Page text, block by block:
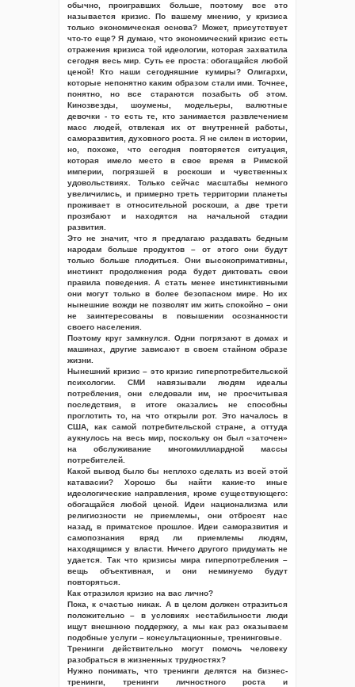
обычно, проигравших больше, поэтому все это
называется кризис. По вашему мнению, у кризиса
только экономическая основа? Может, присутствует
что-то еще? Я думаю, что экономический кризис есть
отражения кризиса той идеологии, которая захватила
сегодня весь мир. Суть ее проста: обогащайся любой
ценой! Кто наши сегодняшние кумиры? Олигархи,
которые непонятно каким образом стали ими. Точнее,
понятно, но все стараются позабыть об этом.
Кинозвезды, шоумены, модельеры, валютные
девочки - то есть те, кто занимается развлечением
масс людей, отвлекая их от внутренней работы,
саморазвития, духовного роста. Я не силен в истории,
но, похоже, что сегодня повторяется ситуация,
которая имело место в свое время в Римской
империи, погрязшей в роскоши и чувственных
удовольствиях. Только сейчас масштабы немного
увеличились, и примерно треть территории планеты
проживает в относительной роскоши, а две трети
прозябают и находятся на начальной стадии
развития.
Это не значит, что я предлагаю раздавать бедным
народам больше продуктов – от этого они будут
только больше плодиться. Они высокопримативны,
инстинкт продолжения рода будет диктовать свои
правила поведения. А стать менее инстинктивными
они могут только в более безопасном мире. Но их
нынешние вожди не позволят им жить спокойно – они
не заинтересованы в повышении осознанности
своего населения.
Поэтому круг замкнулся. Одни погрязают в домах и
машинах, другие зависают в своем стайном образе
жизни.
Нынешний кризис – это кризис гиперпотребительской
психологии. СМИ навязывали людям идеалы
потребления, они следовали им, не просчитывая
последствия, в итоге оказались не способны
проглотить то, на что открыли рот. Это началось в
США, как самой потребительской стране, а оттуда
аукнулось на весь мир, поскольку он был «заточен»
на обслуживание многомиллиардной массы
потребителей.
Какой вывод было бы неплохо сделать из всей этой
катавасии? Хорошо бы найти какие-то иные
идеологические направления, кроме существующего:
обогащайся любой ценой. Идеи национализма или
религиозности не приемлемы, они отбросят нас
назад, в приматское прошлое. Идеи саморазвития и
самопознания вряд ли приемлемы людям,
находящимся у власти. Ничего другого придумать не
удается. Так что кризисы мира гиперпотребления –
вещь объективная, и они неминуемо будут
повторяться.
Как отразился кризис на вас лично?
Пока, к счастью никак. А в целом должен отразиться
положительно – в условиях нестабильности люди
ищут внешнюю поддержку, а мы как раз оказываем
подобные услуги – консультационные, тренинговые.
Тренинги действительно могут помочь человеку
разобраться в жизненных трудностях?
Нужно понимать, что тренинги делятся на бизнес-
тренинги, тренинги личностного роста и